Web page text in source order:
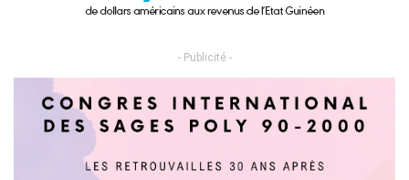
- Publicité -